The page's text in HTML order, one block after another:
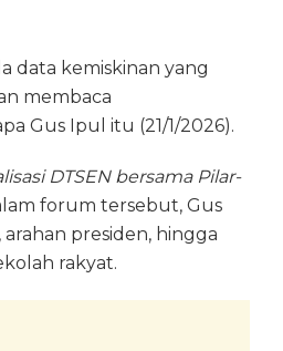
data kemiskinan yang
membaca
Gus Ipul itu (21/1/2026).
DTSEN bersama Pilar-
forum tersebut, Gus
presiden, hingga
rakyat.